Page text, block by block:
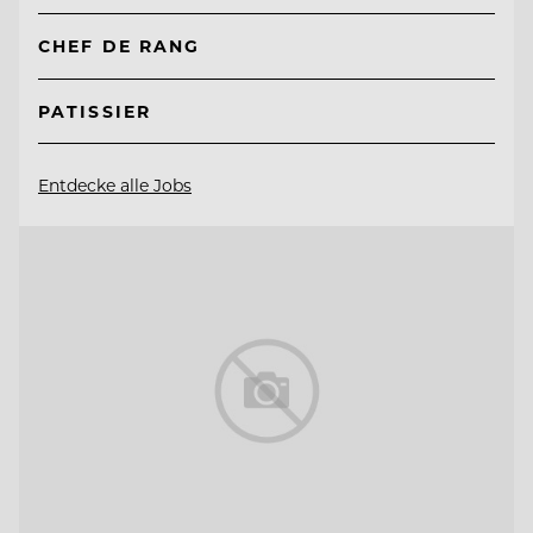
CHEF DE RANG
PATISSIER
Entdecke alle Jobs